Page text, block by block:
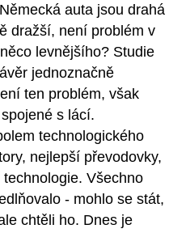
auta jsou drahá
dražší, není problém v
levnějšího? Studie
jednoznačně
ten problém, však
s lácí.
technologického
nejlepší převodovky,
Všechno
- mohlo se stát,
chtěli ho. Dnes je